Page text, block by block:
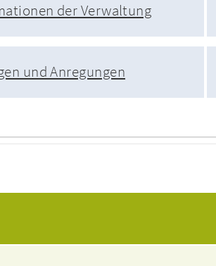
der Verwaltung
und Anregungen